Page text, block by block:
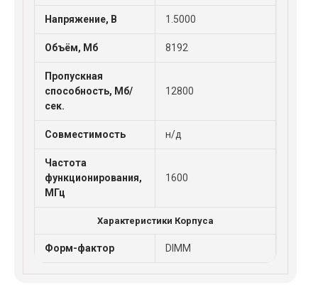
Напряжение, В 1.5000
Объём, Мб 8192
Пропускная
способность, Мб/
сек.
12800
Совместимость н/д
Частота
функционирования,
МГц
1600
Характеристики Корпуса
Форм-фактор DIMM